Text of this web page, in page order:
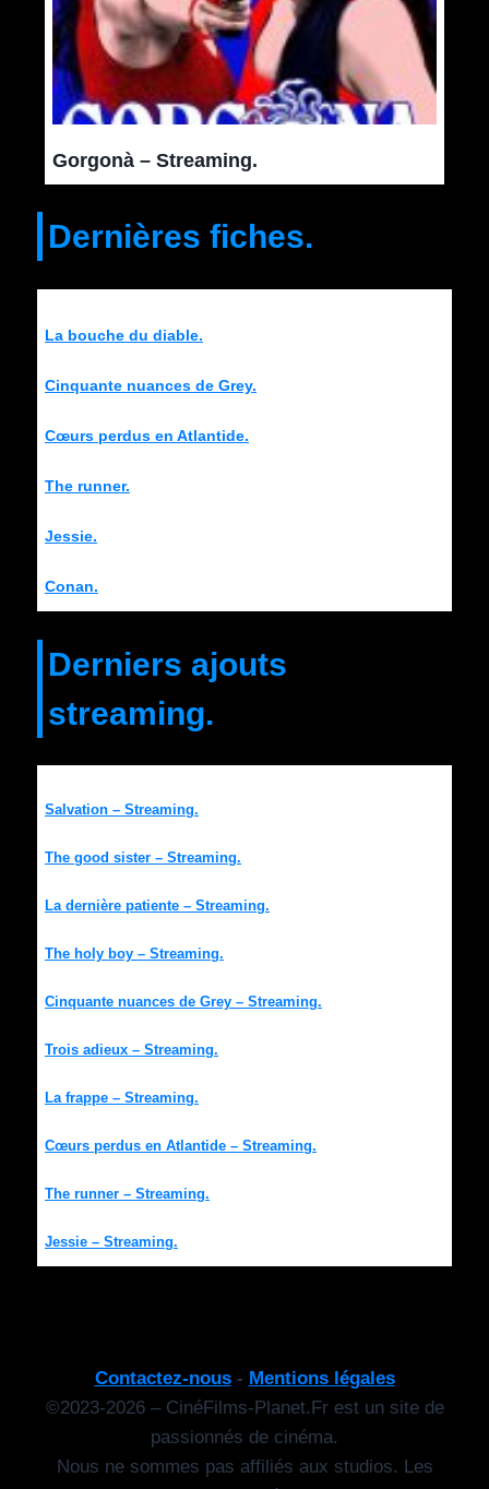
Gorgonà – Streaming.
Dernières fiches.
La bouche du diable.
Cinquante nuances de Grey.
Cœurs perdus en Atlantide.
The runner.
Jessie.
Conan.
Derniers ajouts
streaming.
Salvation – Streaming.
The good sister – Streaming.
La dernière patiente – Streaming.
The holy boy – Streaming.
Cinquante nuances de Grey – Streaming.
Trois adieux – Streaming.
La frappe – Streaming.
Cœurs perdus en Atlantide – Streaming.
The runner – Streaming.
Jessie – Streaming.
Contactez-nous- Mentions légales
©2023-2026 – CinéFilms-Planet.Fr est un site de
passionnés de cinéma.
Nous ne sommes pas affiliés aux studios. Les